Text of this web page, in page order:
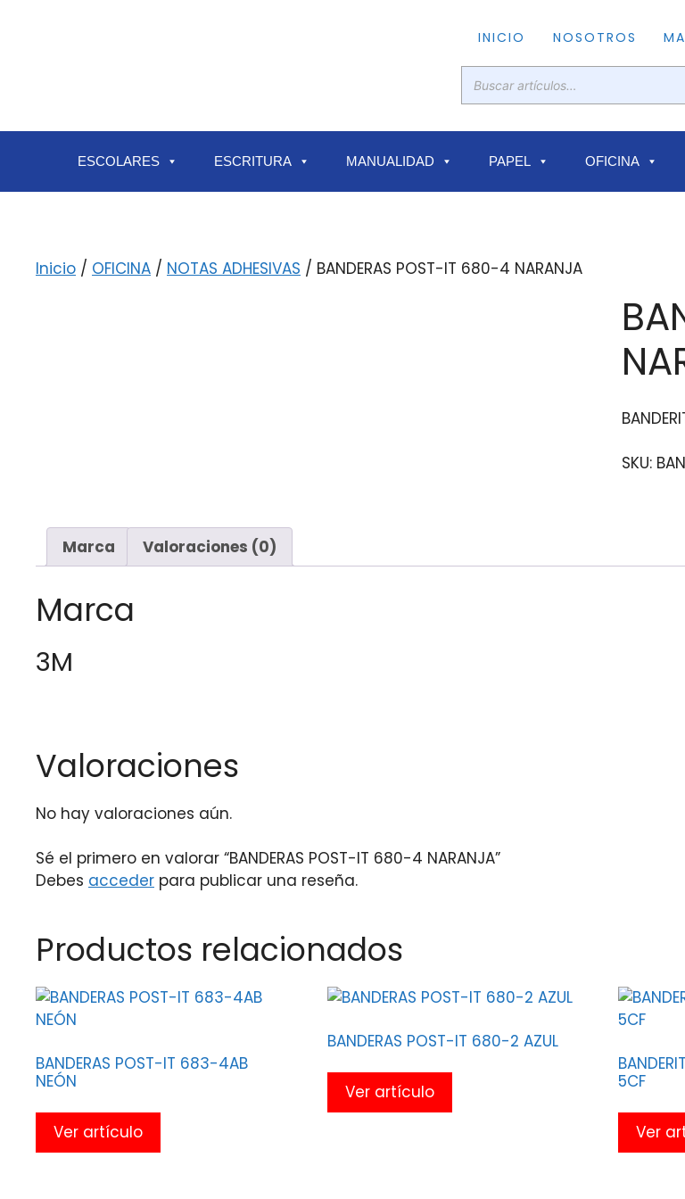
INICIO NOSOTROS
ESCOLARES ESCRITURA MANUALIDAD PAPEL OFICINA
Inicio / OFICINA / NOTAS ADHESIVAS / BANDERAS POST-IT 680-4 NARANJA
SKU:
Marca Valoraciones (0)
Marca
3M
Valoraciones
No hay valoraciones aún.
Sé el primero en valorar “BANDERAS POST-IT 680-4 NARANJA”
Debes acceder para publicar una reseña.
Productos relacionados
BANDERAS POST-IT 683-4AB
NEÓN
Ver artículo
BANDERAS POST-IT 680-2 AZUL
Ver artículo
5CF
Ver